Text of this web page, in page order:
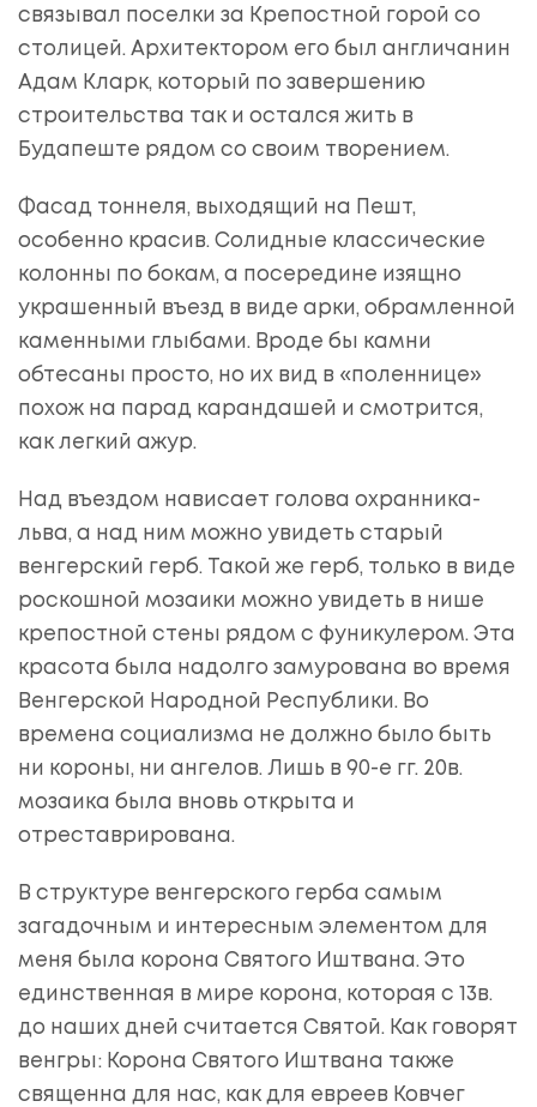
связывал поселки за Крепостной горой со
столицей. Архитектором его был англичанин
Адам Кларк, который по завершению
строительства так и остался жить в
Будапеште рядом со своим творением.
Фасад тоннеля, выходящий на Пешт,
особенно красив. Солидные классические
колонны по бокам, а посередине изящно
украшенный въезд в виде арки, обрамленной
каменными глыбами. Вроде бы камни
обтесаны просто, но их вид в «поленнице»
похож на парад карандашей и смотрится,
как легкий ажур.
Над въездом нависает голова охранника-
льва, а над ним можно увидеть старый
венгерский герб. Такой же герб, только в виде
роскошной мозаики можно увидеть в нише
крепостной стены рядом с фуникулером. Эта
красота была надолго замурована во время
Венгерской Народной Республики. Во
времена социализма не должно было быть
ни короны, ни ангелов. Лишь в 90-е гг. 20в.
мозаика была вновь открыта и
отреставрирована.
В структуре венгерского герба самым
загадочным и интересным элементом для
меня была корона Святого Иштвана. Это
единственная в мире корона, которая с 13в.
до наших дней считается Святой. Как говорят
венгры: Корона Святого Иштвана также
священна для нас, как для евреев Ковчег